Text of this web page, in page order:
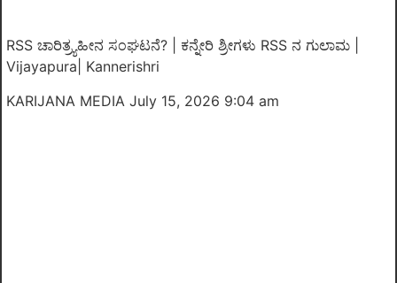
RSS ಚಾರಿತ್ರ್ಯಹೀನ ಸಂಘಟನೆ? | ಕನ್ನೇರಿ ಶ್ರೀಗಳು RSS ನ ಗುಲಾಮ |
Vijayapura| Kannerishri
KARIJANA MEDIA July 15, 2026 9:04 am